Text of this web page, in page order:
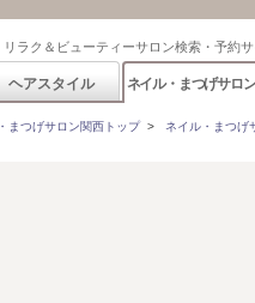
ラク＆ビューティーサロン検索・予約サ
ヘアスタイル ネイル・まつげサロン
まつげサロン関西トップ> ネイル・まつげ